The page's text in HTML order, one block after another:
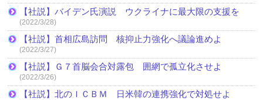
【社説】バイデン氏演説 ウクライナに最大限の支援を
(2022/3/28)
【社説】首相広島訪問 核抑止力強化へ議論進めよ
(2022/3/27)
【社説】Ｇ７首脳会合対露包 囲網で孤立化させよ
(2022/3/26)
【社説】北のＩＣＢＭ 日米韓の連携強化で対処せよ